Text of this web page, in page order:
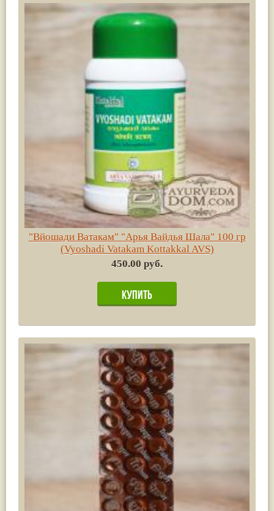
"Вйошади Ватакам" "Арья Вайдья Шала" 100 гр
(Vyoshadi Vatakam Kottakkal AVS)
450.00 руб.